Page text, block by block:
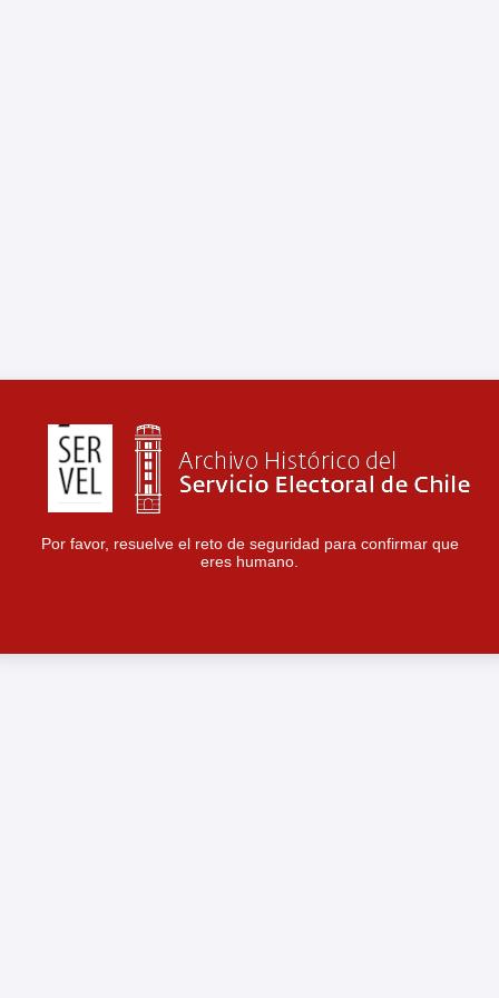
Por favor, resuelve el reto de seguridad para confirmar que
eres humano.